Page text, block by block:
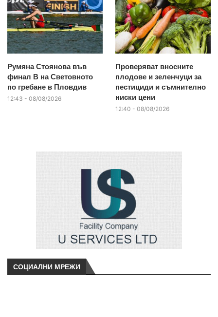
Румяна Стоянова във
финал B на Световното
по гребане в Пловдив
12:43 - 08/08/2026
Проверяват вносните
плодове и зеленчуци за
пестициди и съмнително
ниски цени
12:40 - 08/08/2026
СОЦИАЛНИ МРЕЖИ